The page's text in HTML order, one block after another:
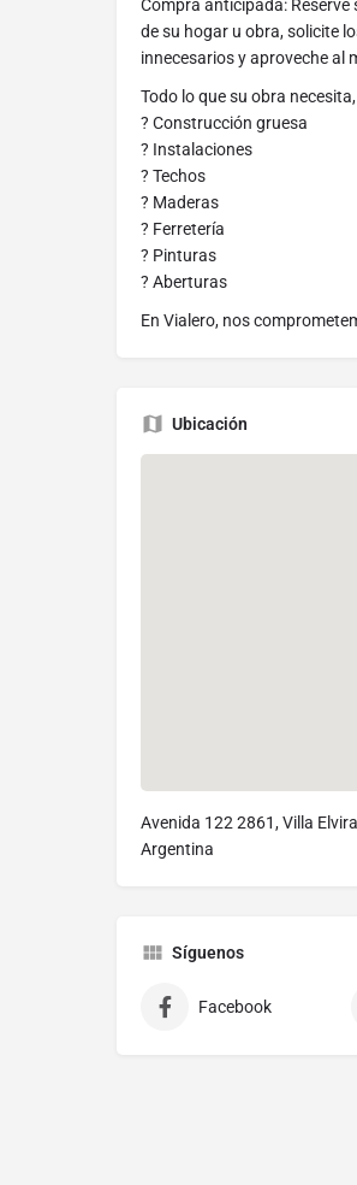
Compra anticipada:
de su hogar u obra, solicite
innecesarios y aproveche al
Todo lo que su obra
? Construcción gruesa
? Instalaciones
? Techos
? Maderas
? Ferretería
? Pinturas
? Aberturas
En Vialero, nos
Ubicación
Avenida 122 2861, Villa
Argentina
Síguenos
Facebook